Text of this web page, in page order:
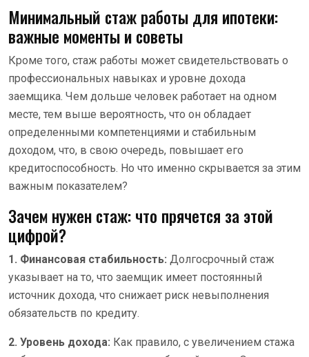
Минимальный стаж работы для ипотеки:
важные моменты и советы
Кроме того, стаж работы может свидетельствовать о
профессиональных навыках и уровне дохода
заемщика. Чем дольше человек работает на одном
месте, тем выше вероятность, что он обладает
определенными компетенциями и стабильным
доходом, что, в свою очередь, повышает его
кредитоспособность. Но что именно скрывается за этим
важным показателем?
Зачем нужен стаж: что прячется за этой
цифрой?
1. Финансовая стабильность: Долгосрочный стаж
указывает на то, что заемщик имеет постоянный
источник дохода, что снижает риск невыполнения
обязательств по кредиту.
2. Уровень дохода: Как правило, с увеличением стажа